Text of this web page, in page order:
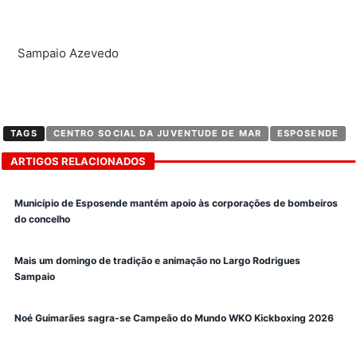
Sampaio Azevedo
TAGS CENTRO SOCIAL DA JUVENTUDE DE MAR ESPOSENDE
ARTIGOS RELACIONADOS
Município de Esposende mantém apoio às corporações de bombeiros
do concelho
Mais um domingo de tradição e animação no Largo Rodrigues
Sampaio
Noé Guimarães sagra-se Campeão do Mundo WKO Kickboxing 2026